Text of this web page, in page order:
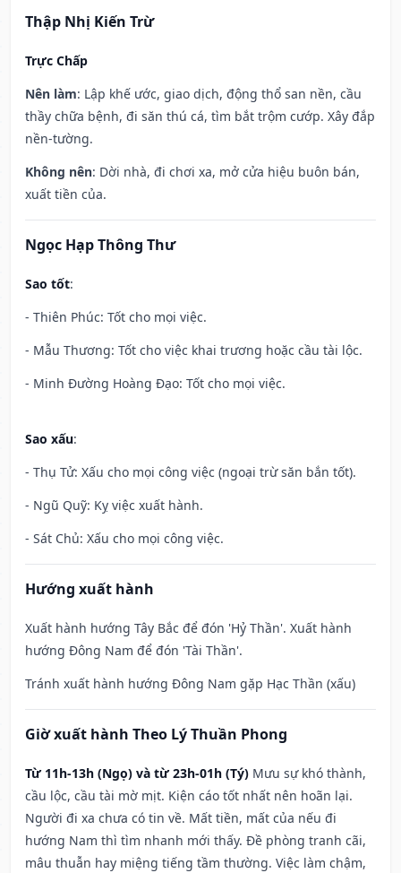
Thập Nhị Kiến Trừ
Trực Chấp
Nên làm: Lập khế ước, giao dịch, động thổ san nền, cầu
thầy chữa bệnh, đi săn thú cá, tìm bắt trộm cướp. Xây đắp
nền-tường.
Không nên: Dời nhà, đi chơi xa, mở cửa hiệu buôn bán,
xuất tiền của.
Ngọc Hạp Thông Thư
Sao tốt:
- Thiên Phúc: Tốt cho mọi việc.
- Mẫu Thương: Tốt cho việc khai trương hoặc cầu tài lộc.
- Minh Đường Hoàng Đạo: Tốt cho mọi việc.
Sao xấu:
- Thụ Tử: Xấu cho mọi công việc (ngoại trừ săn bắn tốt).
- Ngũ Quỹ: Kỵ việc xuất hành.
- Sát Chủ: Xấu cho mọi công việc.
Hướng xuất hành
Xuất hành hướng Tây Bắc để đón 'Hỷ Thần'. Xuất hành
hướng Đông Nam để đón 'Tài Thần'.
Tránh xuất hành hướng Đông Nam gặp Hạc Thần (xấu)
Giờ xuất hành Theo Lý Thuần Phong
Từ 11h-13h (Ngọ) và từ 23h-01h (Tý) Mưu sự khó thành,
cầu lộc, cầu tài mờ mịt. Kiện cáo tốt nhất nên hoãn lại.
Người đi xa chưa có tin về. Mất tiền, mất của nếu đi
hướng Nam thì tìm nhanh mới thấy. Đề phòng tranh cãi,
mâu thuẫn hay miệng tiếng tầm thường. Việc làm chậm,